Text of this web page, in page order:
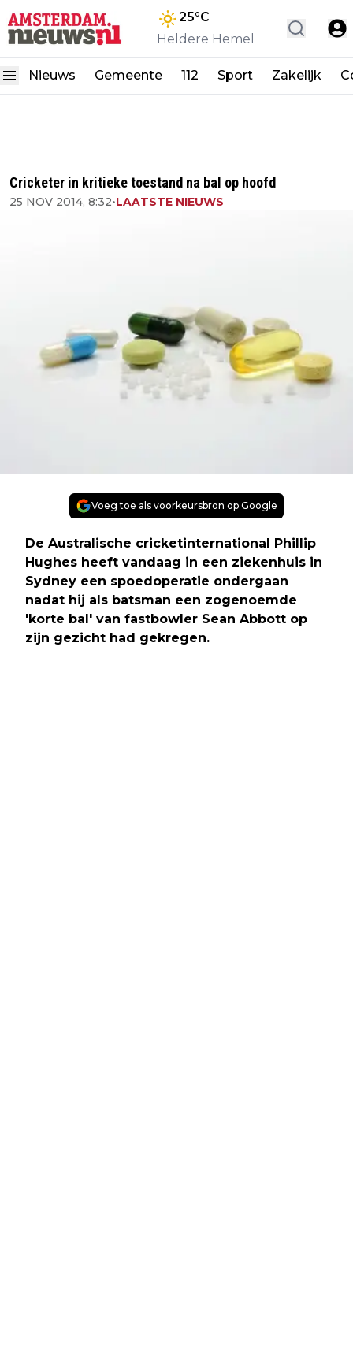
25°C
Heldere Hemel
Nieuws Gemeente 112 Sport Zakelijk
Cricketer in kritieke toestand na bal op hoofd
25 NOV 2014, 8:32•LAATSTE NIEUWS
Voeg toe als voorkeursbron op Google
De Australische cricketinternational Phillip
Hughes heeft vandaag in een ziekenhuis in
Sydney een spoedoperatie ondergaan
nadat hij als batsman een zogenoemde
'korte bal' van fastbowler Sean Abbott op
zijn gezicht had gekregen.